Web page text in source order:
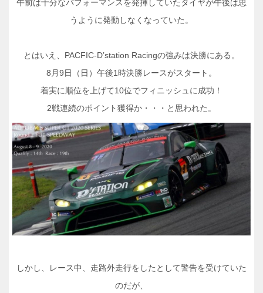
午前は十分なパフォーマンスを発揮していたタイヤが午後は思
うように発動しなくなっていた。
とはいえ、PACFIC-D’station Racingの強みは決勝にある。
8月9日（日）午後1時決勝レースがスタート。
着実に順位を上げて10位でフィニッシュに成功！
2戦連続のポイント獲得か・・・と思われた。
しかし、レース中、走路外走行をしたとして警告を受けていた
のだが、